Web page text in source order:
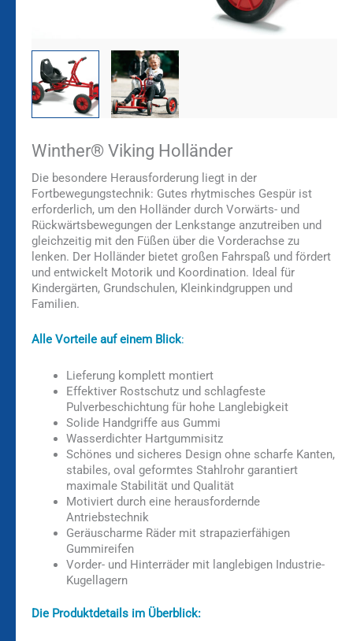
Winther® Viking Holländer
Die besondere Herausforderung liegt in der
Fortbewegungstechnik: Gutes rhytmisches Gespür ist
erforderlich, um den Holländer durch Vorwärts- und
Rückwärtsbewegungen der Lenkstange anzutreiben und
gleichzeitig mit den Füßen über die Vorderachse zu
lenken. Der Holländer bietet großen Fahrspaß und fördert
und entwickelt Motorik und Koordination. Ideal für
Kindergärten, Grundschulen, Kleinkindgruppen und
Familien.
Alle Vorteile auf einem Blick:
Lieferung komplett montiert
Effektiver Rostschutz und schlagfeste
Pulverbeschichtung für hohe Langlebigkeit
Solide Handgriffe aus Gummi
Wasserdichter Hartgummisitz
Schönes und sicheres Design ohne scharfe Kanten,
stabiles, oval geformtes Stahlrohr garantiert
maximale Stabilität und Qualität
Motiviert durch eine herausfordernde
Antriebstechnik
Geräuscharme Räder mit strapazierfähigen
Gummireifen
Vorder- und Hinterräder mit langlebigen Industrie-
Kugellagern
Die Produktdetails im Überblick: